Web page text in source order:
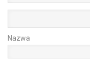
Nazwa